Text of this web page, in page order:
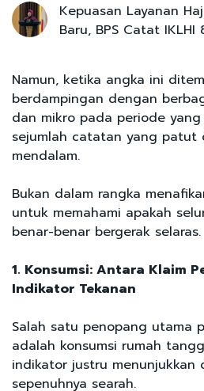
Kepuasan Layanan
Baru, BPS Catat IKLHI
Namun, ketika angka ini
berdampingan dengan
dan mikro pada periode yang
sejumlah catatan yang patut
mendalam.
Bukan dalam rangka
untuk memahami apakah
benar-benar bergerak selaras.
1. Konsumsi: Antara Klaim
Indikator Tekanan
Salah satu penopang utama
adalah konsumsi rumah
indikator justru menunjukkan
sepenuhnya searah.